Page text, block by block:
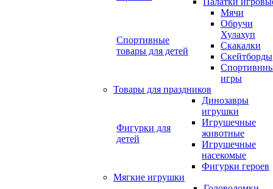
Спортивные
товары для детей
Мячи
Обручи
Хулахуп
Скакалки
Скейтборды
игры
Товары для праздников
Фигурки для
детей
Динозавры
игрушки
Игрушечные
животные
Игрушечные
насекомые
Фигурки героев
Мягкие игрушки